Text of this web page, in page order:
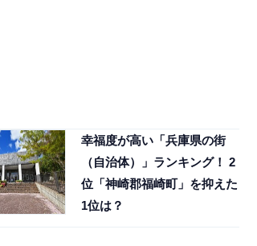
幸福度が高い「兵庫県の街
（自治体）」ランキング！ 2
位「神崎郡福崎町」を抑えた
1位は？